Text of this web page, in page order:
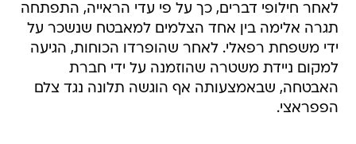
לאחר חילופי דברים, כך על פי עדי הראייה, התפתחה
תגרה אלימה בין אחד הצלמים למאבטח שנשכר על
ידי משפחת רפאלי. לאחר שהופרדו הכוחות, הגיעה
למקום ניידת משטרה שהוזמנה על ידי חברת
האבטחה, שבאמצעותה אף הוגשה תלונה נגד צלם
הפפראצי.